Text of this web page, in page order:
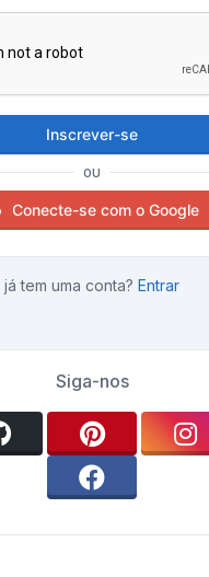
Inscrever-se
OU
Conecte-se com o Google
já tem uma conta? Entrar
Siga-nos